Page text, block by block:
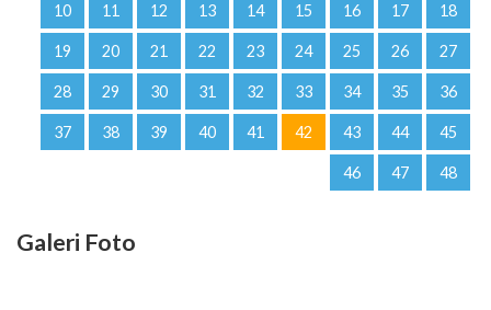
10 11 12 13 14 15 16 17 18
19 20 21 22 23 24 25 26 27
28 29 30 31 32 33 34 35 36
37 38 39 40 41 42 43 44 45
46 47 48
Galeri Foto